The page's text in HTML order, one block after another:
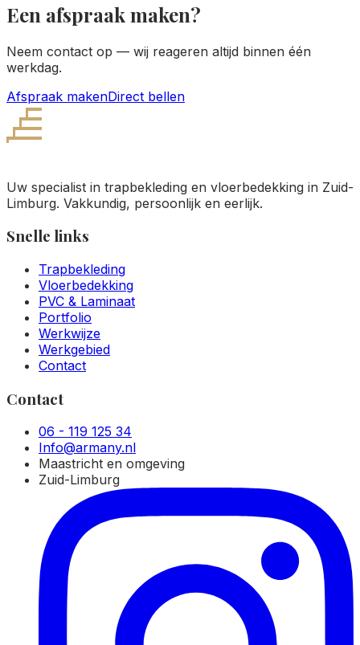
Een afspraak maken?
Neem contact op — wij reageren altijd binnen één
werkdag.
Afspraak makenDirect bellen
Uw specialist in trapbekleding en vloerbedekking in Zuid-
Limburg. Vakkundig, persoonlijk en eerlijk.
Snelle links
Trapbekleding
Vloerbedekking
PVC & Laminaat
Portfolio
Werkwijze
Werkgebied
Contact
Contact
06 - 119 125 34
Info@armany.nl
Maastricht en omgeving
Zuid-Limburg